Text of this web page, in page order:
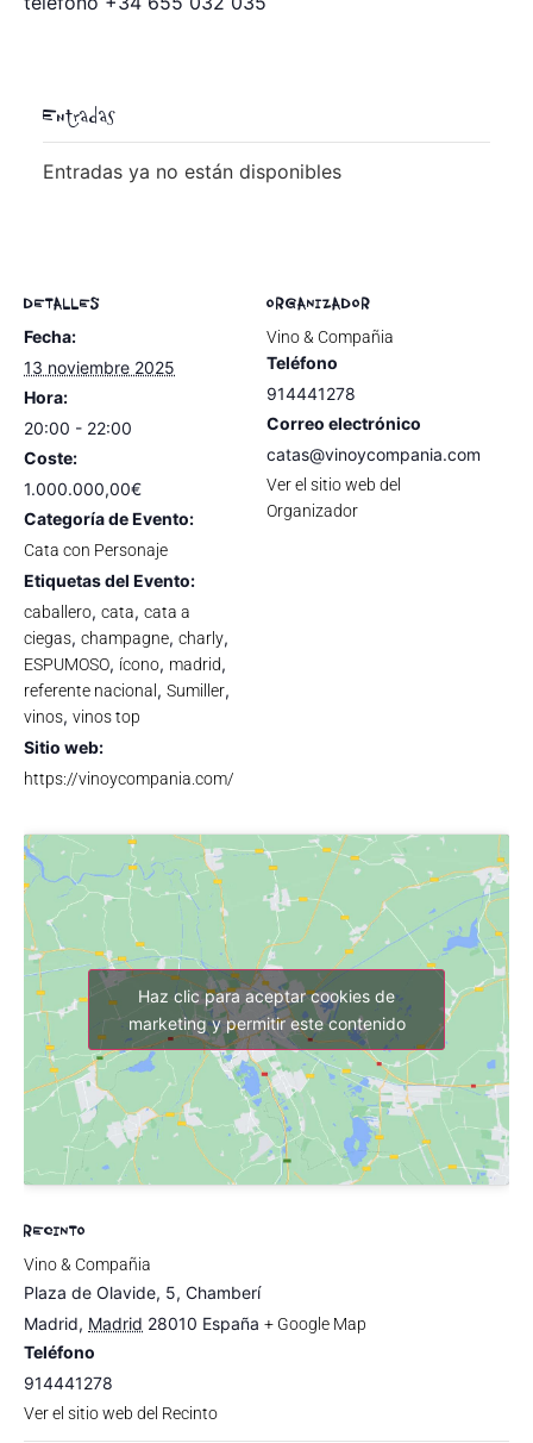
Entradas
Entradas ya no están disponibles
DETALLES
Fecha:
13 noviembre 2025
Hora:
20:00 - 22:00
Coste:
1.000.000,00€
Categoría de Evento:
Cata con Personaje
Etiquetas del Evento:
caballero, cata, cata a
ciegas, champagne, charly,
ESPUMOSO, ícono, madrid,
referente nacional , Sumiller,
vinos, vinos top
Sitio web:
https://vinoycompania.com/
ORGANIZADOR
Vino & Compañia
Teléfono
914441278
Correo electrónico
catas@vinoycompania.com
Ver el sitio web del
Organizador
RECINTO
Vino & Compañia
Plaza de Olavide, 5, Chamberí
Madrid, Madrid 28010 España + Google Map
Teléfono
914441278
Ver el sitio web del Recinto
Haz clic para aceptar cookies de
marketing y permitir este contenido